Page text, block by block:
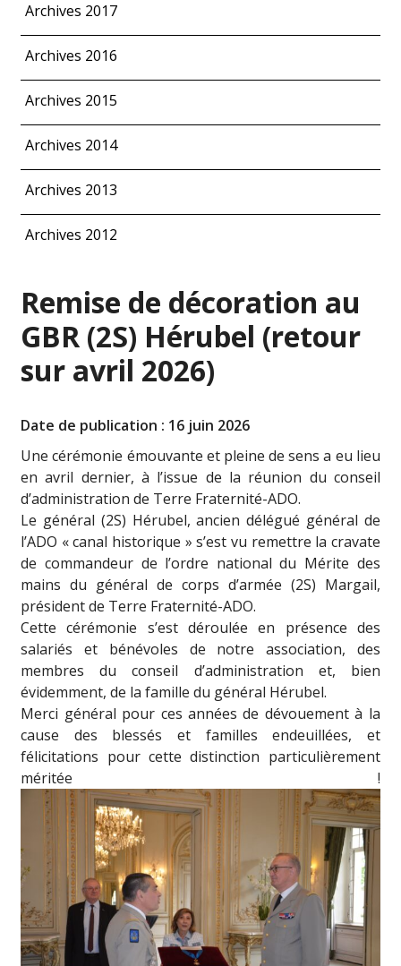
Archives 2017
Archives 2016
Archives 2015
Archives 2014
Archives 2013
Archives 2012
Remise de décoration au
GBR (2S) Hérubel (retour
sur avril 2026)
Date de publication : 16 juin 2026
Une cérémonie émouvante et pleine de sens a eu lieu
en avril dernier, à l’issue de la réunion du conseil
d’administration de Terre Fraternité-ADO.
Le général (2S) Hérubel, ancien délégué général de
l’ADO « canal historique » s’est vu remettre la cravate
de commandeur de l’ordre national du Mérite des
mains du général de corps d’armée (2S) Margail,
président de Terre Fraternité-ADO.
Cette cérémonie s’est déroulée en présence des
salariés et bénévoles de notre association, des
membres du conseil d’administration et, bien
évidemment, de la famille du général Hérubel.
Merci général pour ces années de dévouement à la
cause des blessés et familles endeuillées, et
félicitations pour cette distinction particulièrement
méritée !